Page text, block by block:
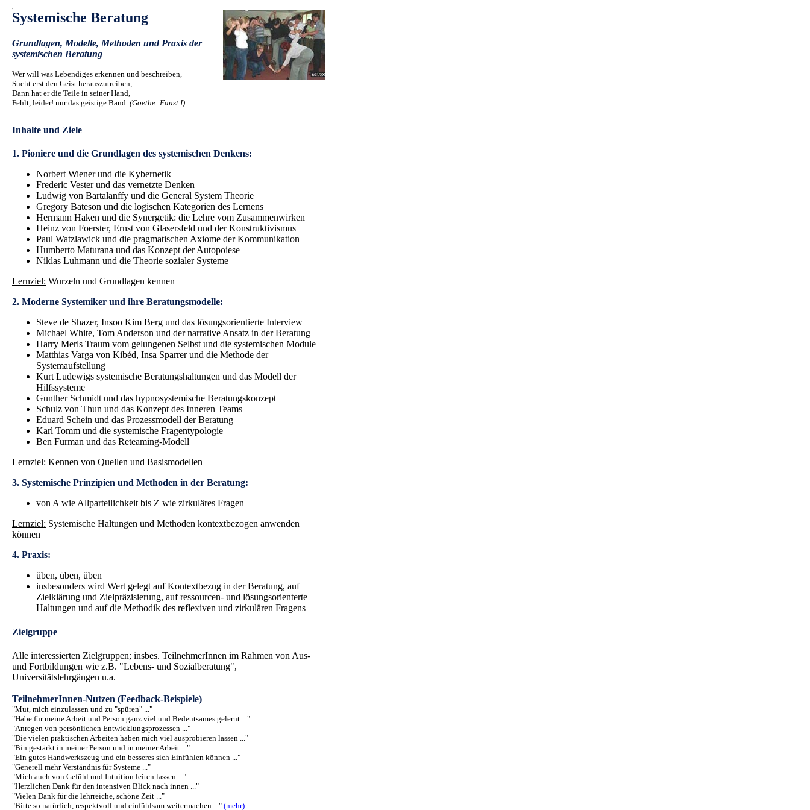
Systemische Beratung
Grundlagen, Modelle, Methoden und Praxis der
systemischen Beratung
Wer will was Lebendiges erkennen und beschreiben,
Sucht erst den Geist herauszutreiben,
Dann hat er die Teile in seiner Hand,
Fehlt, leider! nur das geistige Band. (Goethe: Faust I)
Inhalte und Ziele
1. Pioniere und die Grundlagen des systemischen Denkens:
Norbert Wiener und die Kybernetik
Frederic Vester und das vernetzte Denken
Ludwig von Bartalanffy und die General System Theorie
Gregory Bateson und die logischen Kategorien des Lernens
Hermann Haken und die Synergetik: die Lehre vom Zusammenwirken
Heinz von Foerster, Ernst von Glasersfeld und der Konstruktivismus
Paul Watzlawick und die pragmatischen Axiome der Kommunikation
Humberto Maturana und das Konzept der Autopoiese
Niklas Luhmann und die Theorie sozialer Systeme
Lernziel: Wurzeln und Grundlagen kennen
2. Moderne Systemiker und ihre Beratungsmodelle:
Steve de Shazer, Insoo Kim Berg und das lösungsorientierte Interview
Michael White, Tom Anderson und der narrative Ansatz in der Beratung
Harry Merls Traum vom gelungenen Selbst und die systemischen Module
Matthias Varga von Kibéd, Insa Sparrer und die Methode der
Systemaufstellung
Kurt Ludewigs systemische Beratungshaltungen und das Modell der
Hilfssysteme
Gunther Schmidt und das hypnosystemische Beratungskonzept
Schulz von Thun und das Konzept des Inneren Teams
Eduard Schein und das Prozessmodell der Beratung
Karl Tomm und die systemische Fragentypologie
Ben Furman und das Reteaming-Modell
Lernziel: Kennen von Quellen und Basismodellen
3. Systemische Prinzipien und Methoden in der Beratung:
von A wie Allparteilichkeit bis Z wie zirkuläres Fragen
Lernziel: Systemische Haltungen und Methoden kontextbezogen anwenden
können
4. Praxis:
üben, üben, üben
insbesonders wird Wert gelegt auf Kontextbezug in der Beratung, auf
Zielklärung und Zielpräzisierung, auf ressourcen- und lösungsorienterte
Haltungen und auf die Methodik des reflexiven und zirkulären Fragens
Zielgruppe
Alle interessierten Zielgruppen; insbes. TeilnehmerInnen im Rahmen von Aus-
und Fortbildungen wie z.B. "Lebens- und Sozialberatung",
Universitätslehrgängen u.a.
TeilnehmerInnen-Nutzen (Feedback-Beispiele)
"Mut, mich einzulassen und zu "spüren" ..."
"Habe für meine Arbeit und Person ganz viel und Bedeutsames gelernt ..."
"Anregen von persönlichen Entwicklungsprozessen ..."
"Die vielen praktischen Arbeiten haben mich viel ausprobieren lassen ..."
"Bin gestärkt in meiner Person und in meiner Arbeit ..."
"Ein gutes Handwerkszeug und ein besseres sich Einfühlen können ..."
"Generell mehr Verständnis für Systeme ..."
"Mich auch von Gefühl und Intuition leiten lassen ..."
"Herzlichen Dank für den intensiven Blick nach innen ..."
"Vielen Dank für die lehrreiche, schöne Zeit ..."
"Bitte so natürlich, respektvoll und einfühlsam weitermachen ..." (mehr)